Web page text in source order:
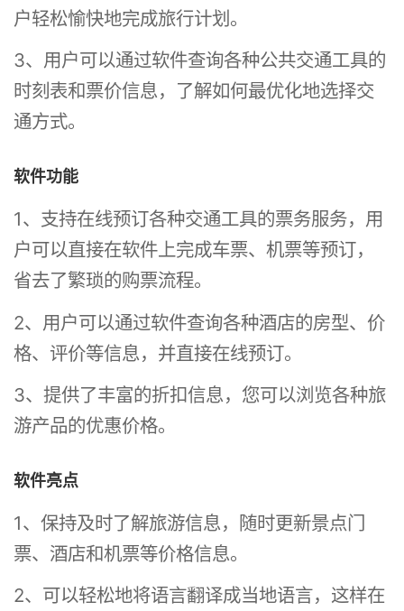
户轻松愉快地完成旅行计划。
3、用户可以通过软件查询各种公共交通工具的
时刻表和票价信息，了解如何最优化地选择交
通方式。
软件功能
1、支持在线预订各种交通工具的票务服务，用
户可以直接在软件上完成车票、机票等预订，
省去了繁琐的购票流程。
2、用户可以通过软件查询各种酒店的房型、价
格、评价等信息，并直接在线预订。
3、提供了丰富的折扣信息，您可以浏览各种旅
游产品的优惠价格。
软件亮点
1、保持及时了解旅游信息，随时更新景点门
票、酒店和机票等价格信息。
2、可以轻松地将语言翻译成当地语言，这样在